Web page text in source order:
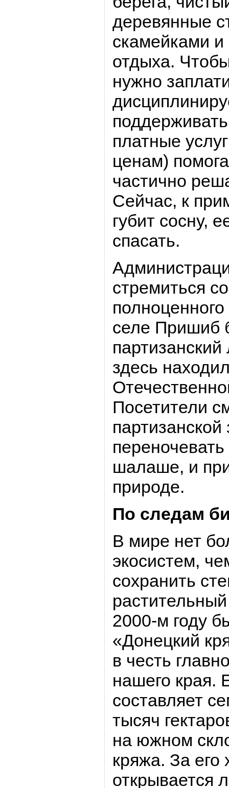
деревянные
скамейками и
отдыха.
нужно
платные
ценам)
частично
Сейчас, к
губит сосну,
спасать.
стремиться
селе Пришиб
здесь
Посетители
шалаше, и
природе.
По следам
В мире нет
экосистем,
сохранить
2000-м году
«Донецкий
в честь
нашего края.
составляет
тысяч
на южном
кряжа. За его
открывается